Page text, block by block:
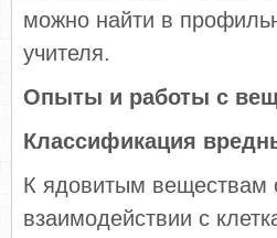
можно найти в
учителя.
Опыты и работы с
Классификация
К ядовитым веществам
взаимодействии с